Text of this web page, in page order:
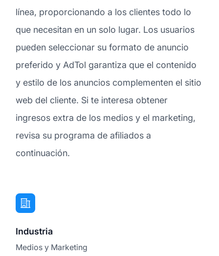
línea, proporcionando a los clientes todo lo
que necesitan en un solo lugar. Los usuarios
pueden seleccionar su formato de anuncio
preferido y AdTol garantiza que el contenido
y estilo de los anuncios complementen el sitio
web del cliente. Si te interesa obtener
ingresos extra de los medios y el marketing,
revisa su programa de afiliados a
continuación.
Industria
Medios y Marketing